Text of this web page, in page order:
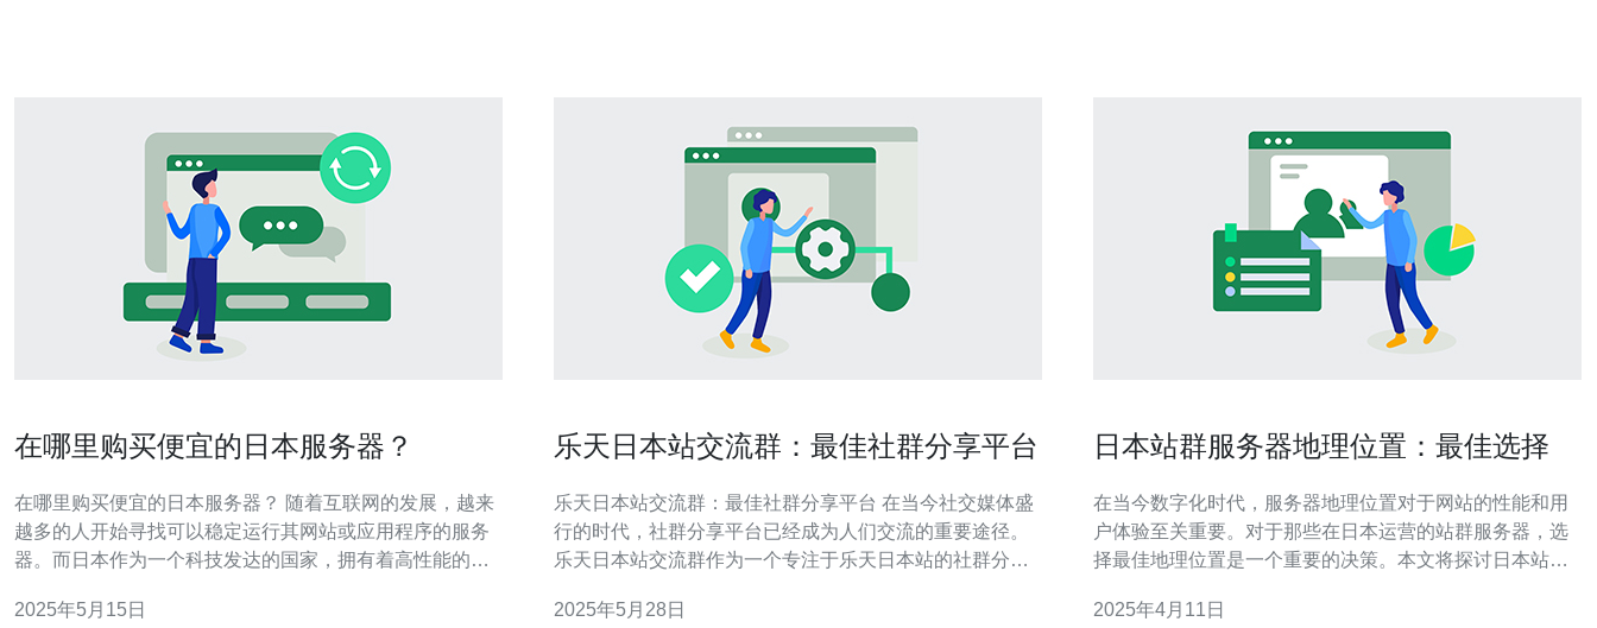
在哪里购买便宜的日本服务器？
在哪里购买便宜的日本服务器？ 随着互联网的发展，越来
越多的人开始寻找可以稳定运行其网站或应用程序的服务
器。而日本作为一个科技发达的国家，拥有着高性能的服
在选择购买日本服务器的时候，首先需要选择一个信誉良
2025年5月15日
乐天日本站交流群：最佳社群分享平台
乐天日本站交流群：最佳社群分享平台 在当今社交媒体盛
行的时代，社群分享平台已经成为人们交流的重要途径。
乐天日本站交流群作为一个专注于乐天日本站的社群分享
交流购物经验的理想环境。 乐天日本站交流群的特点在于
2025年5月28日
日本站群服务器地理位置：最佳选择
在当今数字化时代，服务器地理位置对于网站的性能和用
户体验至关重要。对于那些在日本运营的站群服务器，选
择最佳地理位置是一个重要的决策。本文将探讨日本站群
作为日本的首都和经济中心，是日本站群服务器的首选之
2025年4月11日